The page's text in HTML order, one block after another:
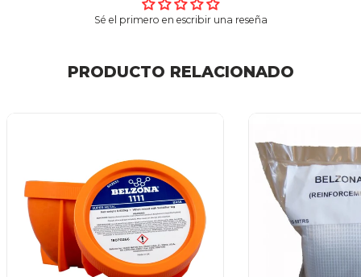
Sé el primero en escribir una reseña
PRODUCTO RELACIONADO